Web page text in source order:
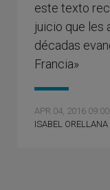
este texto
juicio que les
décadas
Francia»
APR 04, 2016 09:00
ISABEL